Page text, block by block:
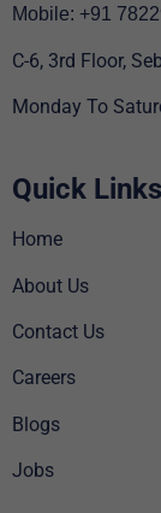
Mobile: +91
C-6, 3rd Floor,
Monday To
Quick Links
Home
About Us
Contact Us
Careers
Blogs
Jobs